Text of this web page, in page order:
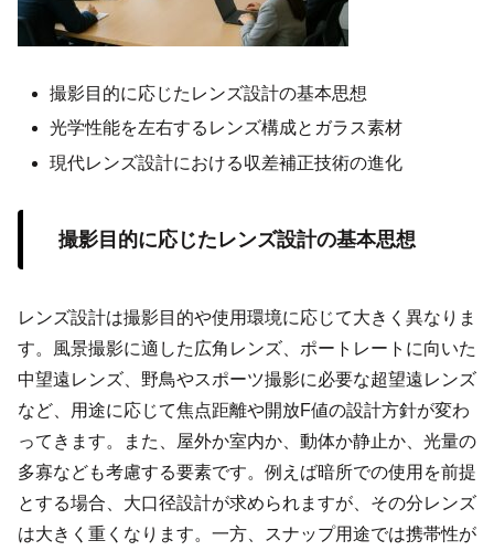
撮影目的に応じたレンズ設計の基本思想
光学性能を左右するレンズ構成とガラス素材
現代レンズ設計における収差補正技術の進化
撮影目的に応じたレンズ設計の基本思想
レンズ設計は撮影目的や使用環境に応じて大きく異なりま
す。風景撮影に適した広角レンズ、ポートレートに向いた
中望遠レンズ、野鳥やスポーツ撮影に必要な超望遠レンズ
など、用途に応じて焦点距離や開放F値の設計方針が変わ
ってきます。また、屋外か室内か、動体か静止か、光量の
多寡なども考慮する要素です。例えば暗所での使用を前提
とする場合、大口径設計が求められますが、その分レンズ
は大きく重くなります。一方、スナップ用途では携帯性が